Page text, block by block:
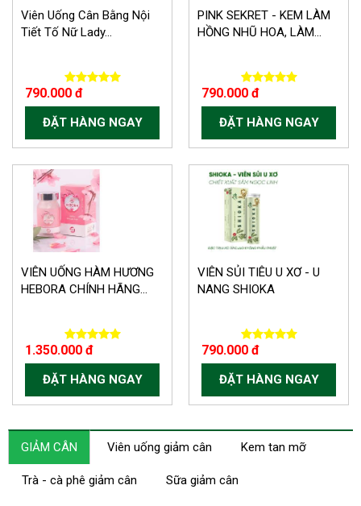
Viên Uống Cân Bằng Nội
Tiết Tố Nữ Lady...
790.000 đ
ĐẶT HÀNG NGAY
PINK SEKRET - KEM LÀM
HỒNG NHŨ HOA, LÀM...
790.000 đ
ĐẶT HÀNG NGAY
VIÊN UỐNG HÀM HƯƠNG
HEBORA CHÍNH HÃNG...
1.350.000 đ
ĐẶT HÀNG NGAY
VIÊN SỦI TIÊU U XƠ - U
NANG SHIOKA
790.000 đ
ĐẶT HÀNG NGAY
GIẢM CÂN Viên uống giảm cân Kem tan mỡ
Trà - cà phê giảm cân Sữa giảm cân